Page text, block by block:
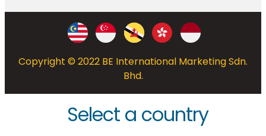
Copyright © 2022 BE International Marketing Sdn.
Bhd.
Select a country